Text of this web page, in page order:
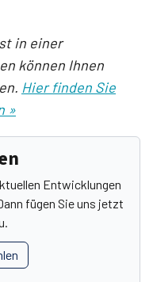
in einer
können Ihnen
Hier finden Sie
»
Entwicklungen
fügen Sie uns jetzt